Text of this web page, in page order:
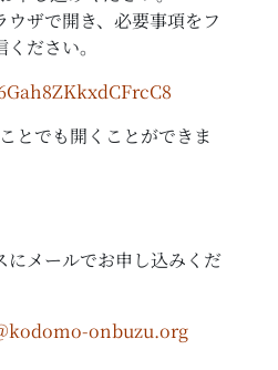
ザで開き、必要事項をフ
ださい。
とでも開くことができま
にメールでお申し込みくだ
kodomo-onbuzu.org